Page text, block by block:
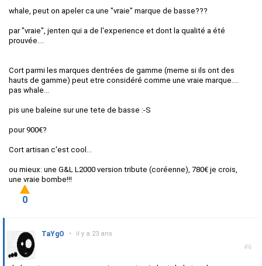
whale, peut on apeler ca une "vraie" marque de basse???
par "vraie", jenten qui a de l'experience et dont la qualité a été
prouvée....
Cort parmi les marques dentrées de gamme (meme si ils ont des
hauts de gamme) peut etre considéré comme une vraie marque....
pas whale...
pis une baleine sur une tete de basse :-S
pour 900€?
Cort artisan c'est cool...
ou mieux: une G&L L2000 version tribute (coréenne), 780€ je crois,
une vraie bombe!!!
0
#6
TaYgO • il y a 23 ans